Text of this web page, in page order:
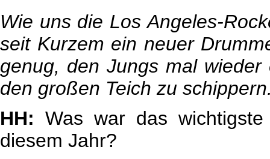
Wie uns die Los Angeles-
seit Kurzem ein neuer
genug, den Jungs mal
den großen Teich zu
HH: Was war das
diesem Jahr?